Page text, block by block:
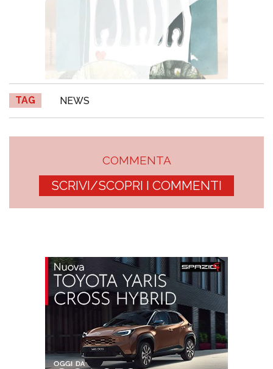
TAG NEWS
COMMENTA
SCRIVI/SCOPRI I COMMENTI